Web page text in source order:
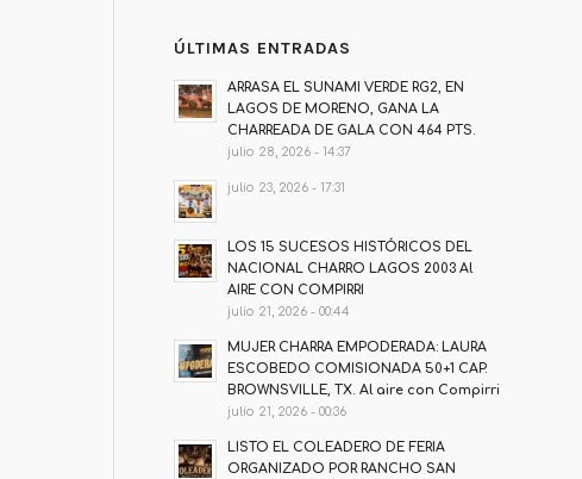
ÚLTIMAS ENTRADAS
ARRASA EL SUNAMI VERDE RG2, EN
LAGOS DE MORENO, GANA LA
CHARREADA DE GALA CON 464 PTS.
julio 28, 2026 - 14:37
julio 23, 2026 - 17:31
LOS 15 SUCESOS HISTÓRICOS DEL
NACIONAL CHARRO LAGOS 2003 Al
AIRE CON COMPIRRI
julio 21, 2026 - 00:44
MUJER CHARRA EMPODERADA: LAURA
ESCOBEDO COMISIONADA 50+1 CAP.
BROWNSVILLE, TX. Al aire con Compirri
julio 21, 2026 - 00:36
LISTO EL COLEADERO DE FERIA
ORGANIZADO POR RANCHO SAN